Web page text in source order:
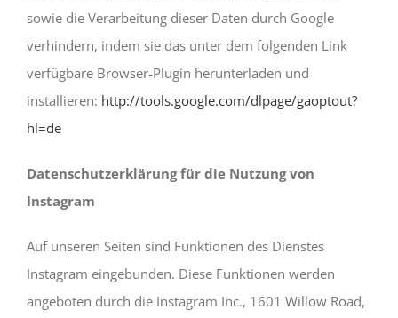
sowie die Verarbeitung dieser Daten durch Google
verhindern, indem sie das unter dem folgenden Link
verfügbare Browser-Plugin herunterladen und
installieren: http://tools.google.com/dlpage/gaoptout?
hl=de
Datenschutzerklärung für die Nutzung von
Instagram
Auf unseren Seiten sind Funktionen des Dienstes
Instagram eingebunden. Diese Funktionen werden
angeboten durch die Instagram Inc., 1601 Willow Road,